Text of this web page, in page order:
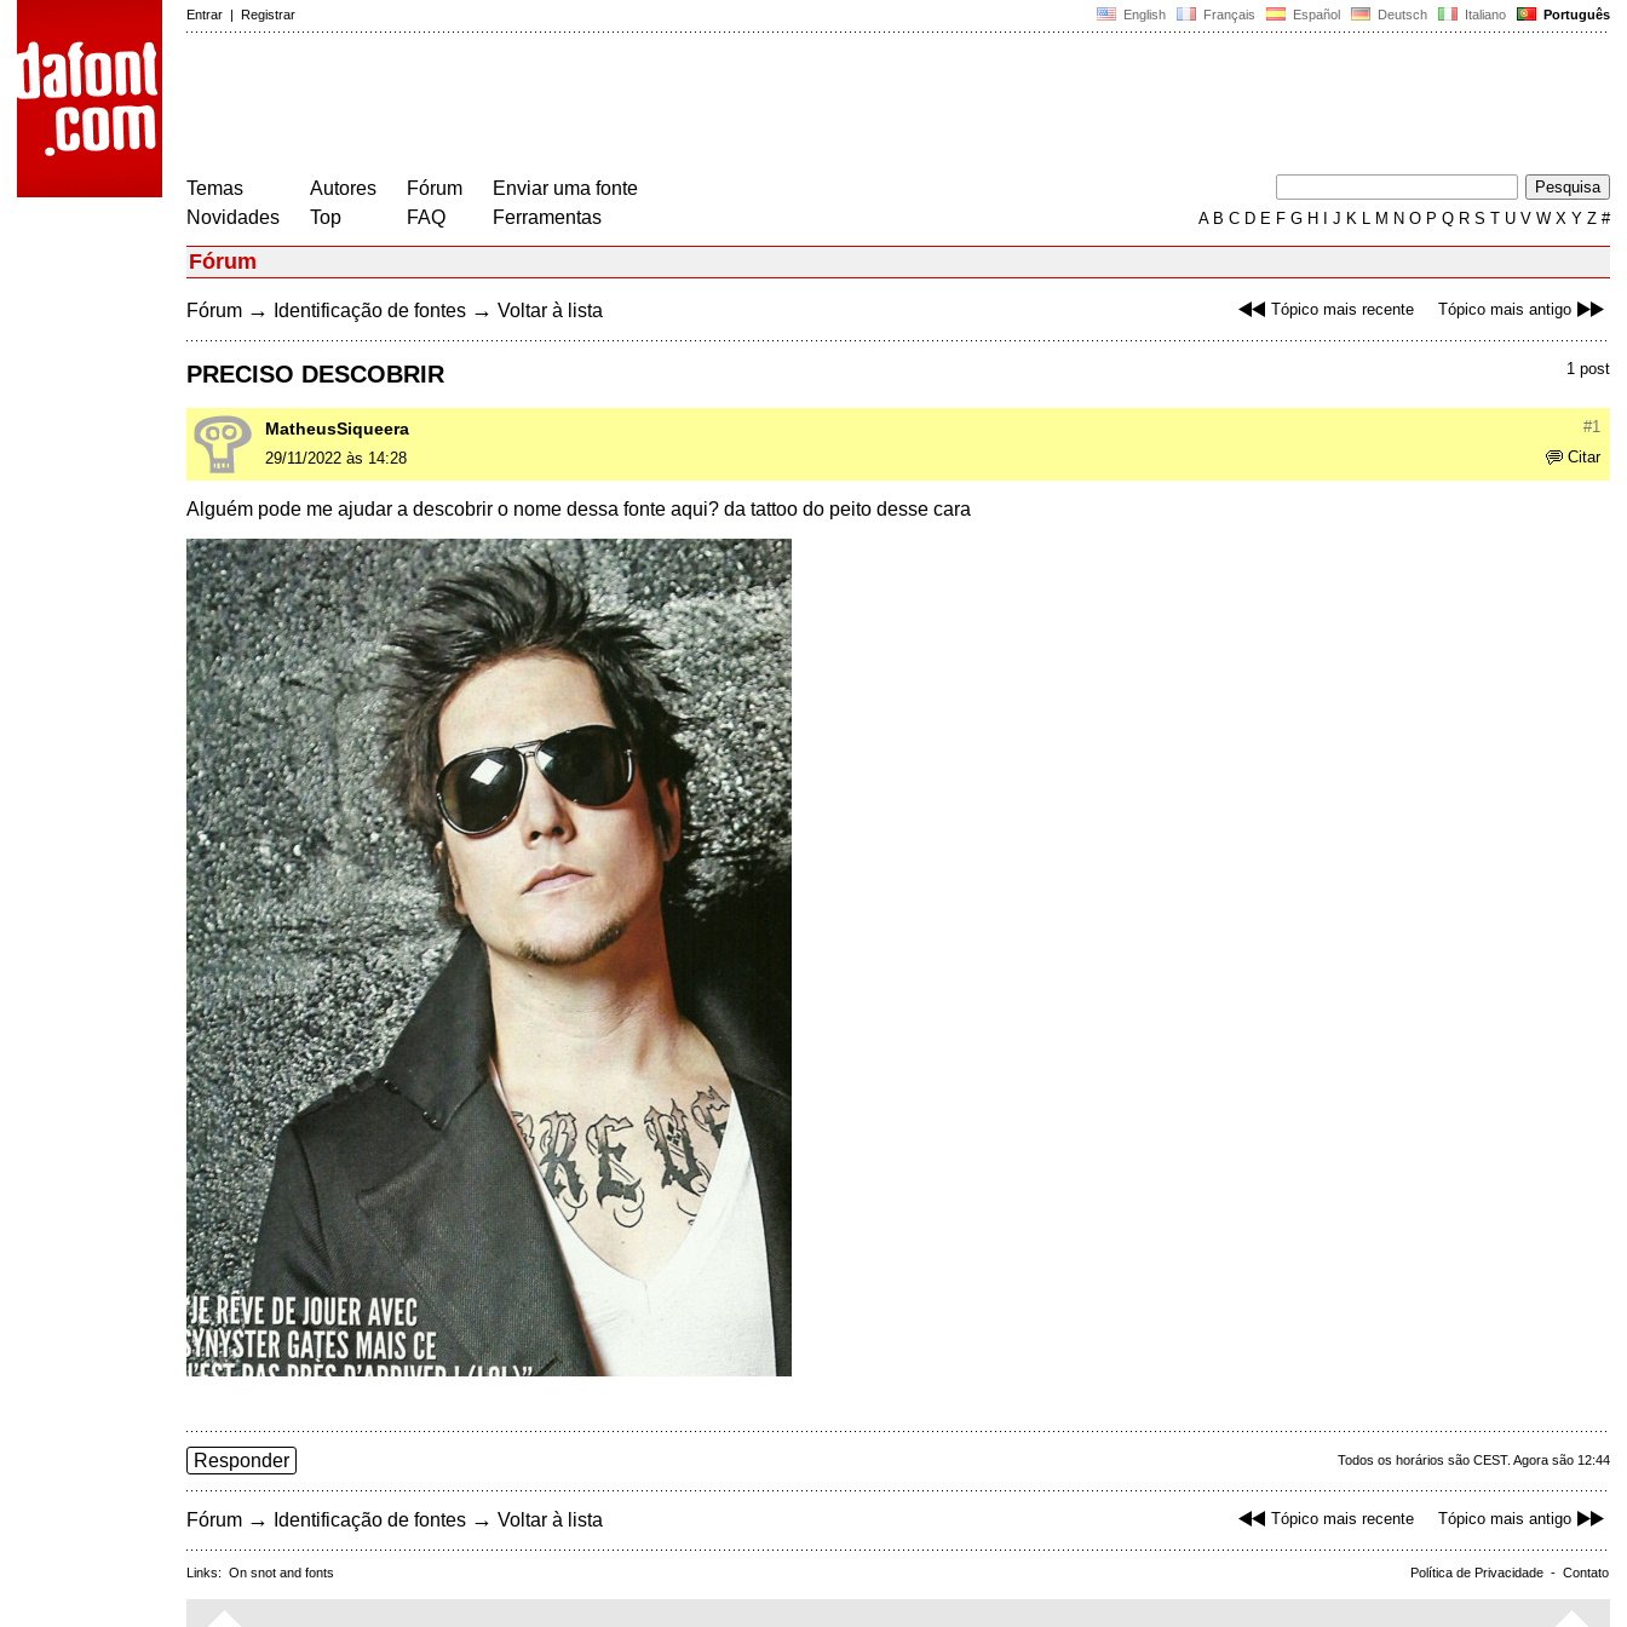
English Français Español Deutsch Italiano Português
Entrar | Registrar
Temas
Novidades
Autores
Top
Fórum
FAQ
Enviar uma fonte
Ferramentas
AB C D E F G H J K L M N O P Q R S T U V W X Y Z #
Fórum
Tópico mais recente Tópico mais antigo
Fórum → Identificação de fontes → Voltar à lista
1 post
PRECISO DESCOBRIR
#1
MatheusSiqueera
Citar
29/11/2022 às 14:28
Alguém pode me ajudar a descobrir o nome dessa fonte aqui? da tattoo do peito desse cara
Todos os horários são CEST. Agora são 12:44
Responder
Tópico mais recente Tópico mais antigo
Fórum → Identificação de fontes → Voltar à lista
Política de Privacidade - Contato
Links: On snot and fonts